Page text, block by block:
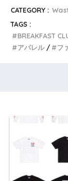
CATEGORY :
TAGS :
BREAKFAST
アパレル
フ